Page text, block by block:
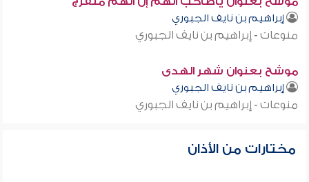
إبراهيم بن نايف الجبوري
منوعات - إبراهيم بن نايف الجبوري
موشح بعنوان شهر الهدى
إبراهيم بن نايف الجبوري
منوعات - إبراهيم بن نايف الجبوري
مختارات من الأذان